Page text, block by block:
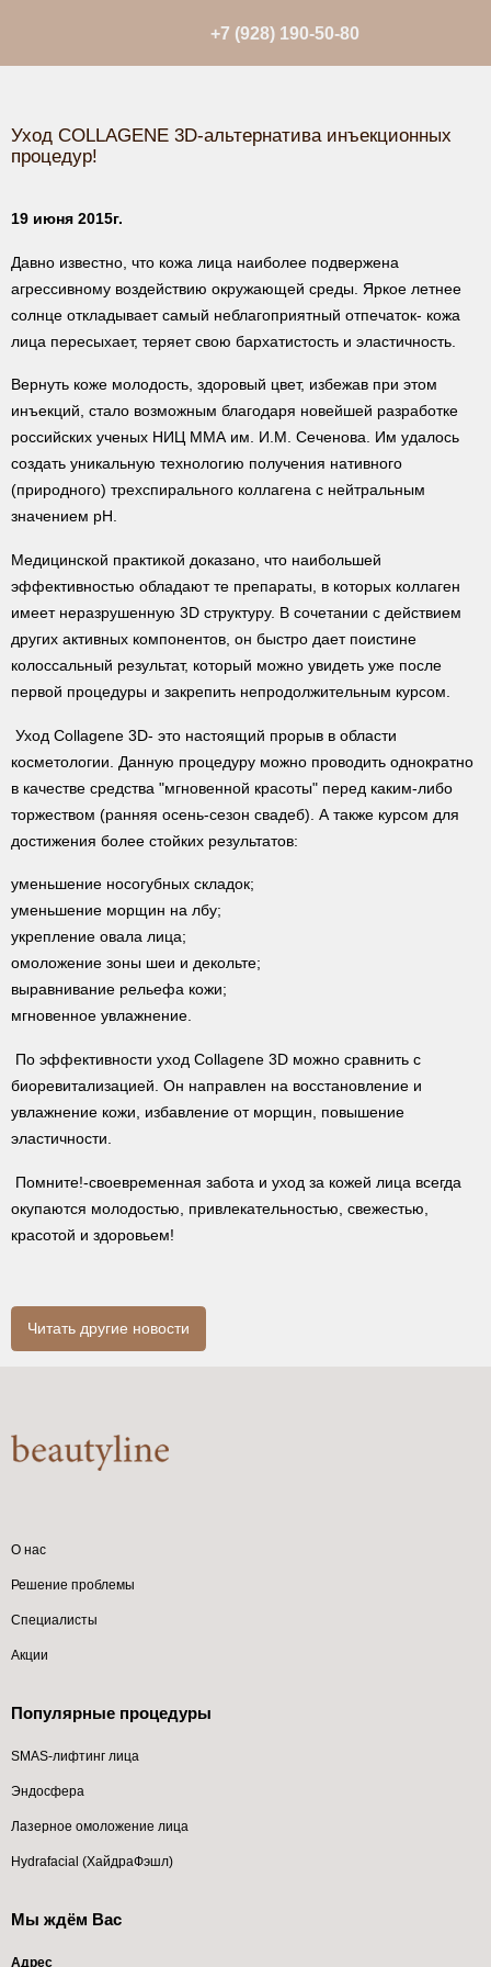
+7 (928) 190-50-80
Уход COLLAGENE 3D-альтернатива инъекционных
процедур!
19 июня 2015г.
Давно известно, что кожа лица наиболее подвержена
агрессивному воздействию окружающей среды. Яркое летнее
солнце откладывает самый неблагоприятный отпечаток- кожа
лица пересыхает, теряет свою бархатистость и эластичность.
Вернуть коже молодость, здоровый цвет, избежав при этом
инъекций, стало возможным благодаря новейшей разработке
российских ученых НИЦ ММА им. И.М. Сеченова. Им удалось
создать уникальную технологию получения нативного
(природного) трехспирального коллагена с нейтральным
значением pH.
Медицинской практикой доказано, что наибольшей
эффективностью обладают те препараты, в которых коллаген
имеет неразрушенную 3D структуру. В сочетании с действием
других активных компонентов, он быстро дает поистине
колоссальный результат, который можно увидеть уже после
первой процедуры и закрепить непродолжительным курсом.
Уход Collagene 3D- это настоящий прорыв в области
косметологии. Данную процедуру можно проводить однократно
в качестве средства "мгновенной красоты" перед каким-либо
торжеством (ранняя осень-сезон свадеб). А также курсом для
достижения более стойких результатов:
уменьшение носогубных складок;
уменьшение морщин на лбу;
укрепление овала лица;
омоложение зоны шеи и декольте;
выравнивание рельефа кожи;
мгновенное увлажнение.
По эффективности уход Collagene 3D можно сравнить с
биоревитализацией. Он направлен на восстановление и
увлажнение кожи, избавление от морщин, повышение
эластичности.
Помните!-своевременная забота и уход за кожей лица всегда
окупаются молодостью, привлекательностью, свежестью,
красотой и здоровьем!
Читать другие новости
Популярные процедуры
SMAS-лифтинг лица
Эндосфера
Лазерное омоложение лица
Hydrafacial (ХайдраФэшл)
Мы ждём Вас
Адрес
О нас
Решение проблемы
Специалисты
Акции